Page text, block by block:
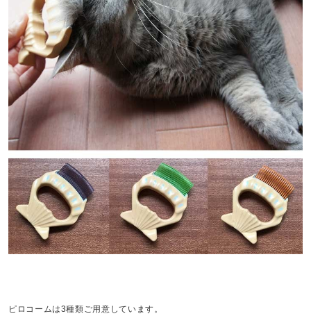
ピロコームは3種類ご用意しています。